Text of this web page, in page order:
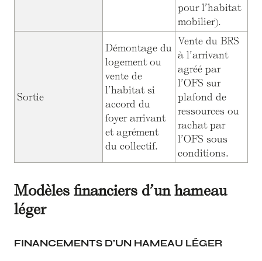
pour l’habitat
mobilier).
Sortie
Démontage du
logement ou
vente de
l’habitat si
accord du
foyer arrivant
et agrément
du collectif.
Vente du BRS
à l’arrivant
agréé par
l’OFS sur
plafond de
ressources ou
rachat par
l’OFS sous
conditions.
Modèles financiers d’un hameau
léger
FINANCEMENTS D’UN HAMEAU LÉGER